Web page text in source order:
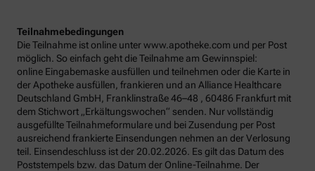
Teilnahmebedingungen
Die Teilnahme ist online unter www.apotheke.com und per Post
möglich. So einfach geht die Teilnahme am Gewinnspiel:
online Eingabemaske ausfüllen und teilnehmen oder die Karte in
der Apotheke ausfüllen, frankieren und an Alliance Healthcare
Deutschland GmbH, Franklinstraße 46–48 , 60486 Frankfurt mit
dem Stichwort „Erkältungswochen“ senden. Nur vollständig
ausgefüllte Teilnahmeformulare und bei Zusendung per Post
ausreichend frankierte Einsendungen nehmen an der Verlosung
teil. Einsendeschluss ist der 20.02.2026. Es gilt das Datum des
Poststempels bzw. das Datum der Online-Teilnahme. Der